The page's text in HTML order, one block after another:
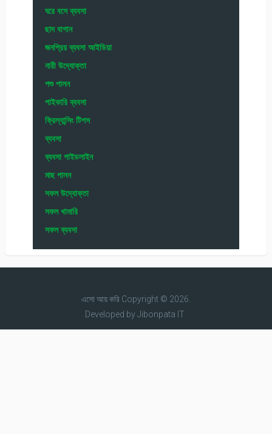
ঘরে বসে ব্যবসা
ছাদ বাগান
জনপ্রিয় ব্যবসা আইডিয়া
নারী উদ্যোক্তা
পশু পালন
পাইকারি ব্যবসা
ফ্রিল্যান্সিং টিপস
ব্যবসা
ব্যবসা গাইডলাইন
মাছ পালন
সফল উদ্যোক্তা
সফল খামারি
সফল ব্যবসা
এসো আয় করিCopyright © 2026.
Developed byJibonpata IT